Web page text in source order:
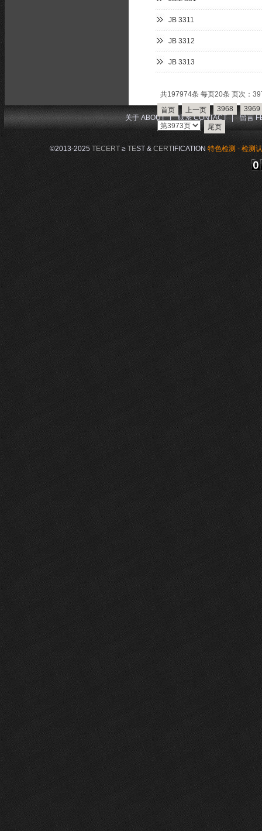
JB 3311
JB 3312
JB 3313
共197974条 每页20条 页次：
首页
上一页 3968 3969
尾页
©2013-2025 TECERT≥ TEST & CERTIFICATION特色检测 - 检测
关于 ABOUT | 联系 CONTACT 留言